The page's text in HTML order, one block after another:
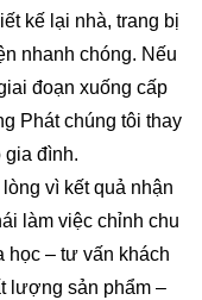
kế lại nhà, trang bị
nhanh chóng. Nếu
đoạn xuống cấp
Phát chúng tôi thay
gia đình.
vì kết quả nhận
làm việc chỉnh chu
học – tư vấn khách
lượng sản phẩm –